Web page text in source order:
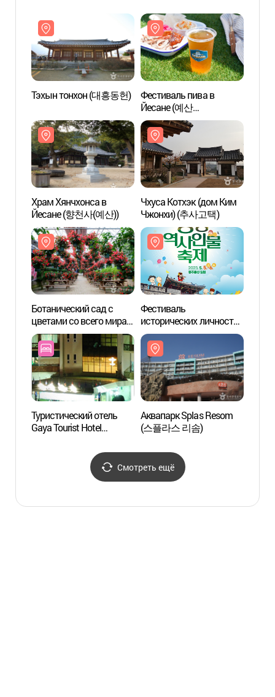
Тэхын тонхон (대흥동헌)
Фестиваль пива в
Йесане (예산
맥주페스티벌)
Храм Хянчхонса в
Йесане (향천사(예산))
Чхуса Котхэк (дом Ким
Чжонхи) (추사고택)
Ботанический сад с
цветами со всего мира
(세계꽃식물원)
Фестиваль
исторических личностей
в уезде Хонсон
(홍성역사인물축제)
Туристический отель
Gaya Tourist Hotel
Аквапарк Splas Resom
(스플라스 리솜)
Смотреть ещё